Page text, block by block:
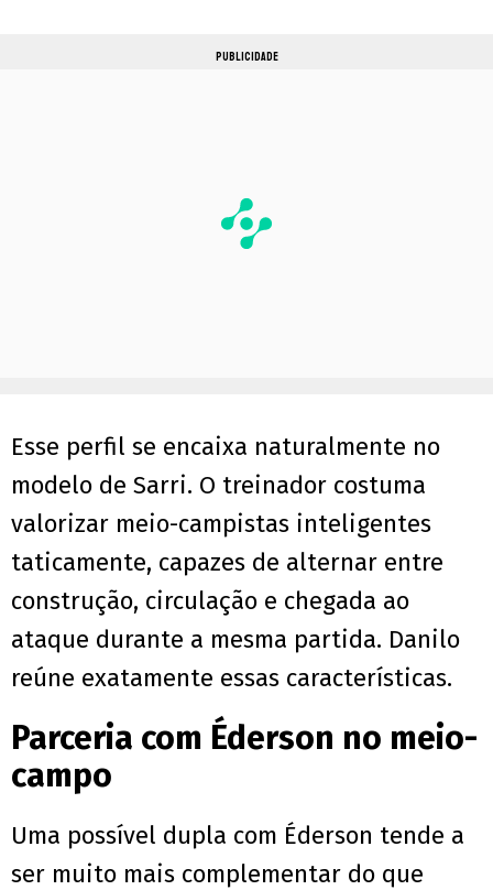
PUBLICIDADE
Esse perfil se encaixa naturalmente no
modelo de Sarri. O treinador costuma
valorizar meio-campistas inteligentes
taticamente, capazes de alternar entre
construção, circulação e chegada ao
ataque durante a mesma partida. Danilo
reúne exatamente essas características.
Parceria com Éderson no meio-
campo
Uma possível dupla com Éderson tende a
ser muito mais complementar do que